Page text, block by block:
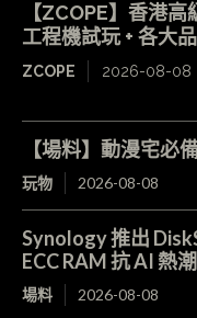
【ZCOPE】香港
工程機試玩 + 各大
ZCOPE 2026-08-08
【場料】動漫宅必
玩物 2026-08-08
Synology 推出
ECC RAM 抗 AI 熱
場料 2026-08-08